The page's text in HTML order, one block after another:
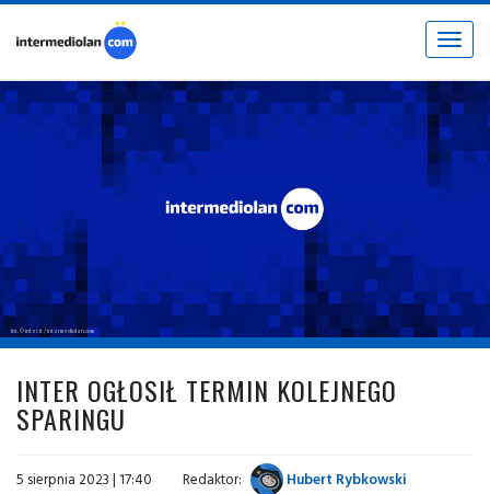
Toggle
fot. © inter.it / intermediolan.com
INTER OGŁOSIŁ TERMIN KOLEJNEGO
SPARINGU
5 sierpnia 2023 | 17:40 Redaktor:
Hubert Rybkowski